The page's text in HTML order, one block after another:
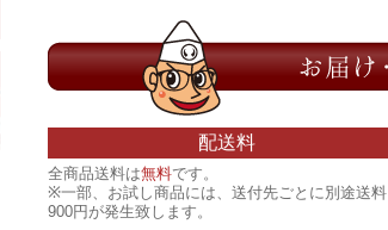
配送料
全商品送料は無料です。
※一部、お試し商品には、送付先ごとに別途送料
900円が発生致します。